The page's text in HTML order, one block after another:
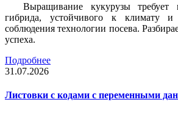
Выращивание кукурузы требует
гибрида, устойчивого к климату
соблюдения технологии посева.
успеха.
Подробнее
31.07.2026
Листовки c кодами с переменными